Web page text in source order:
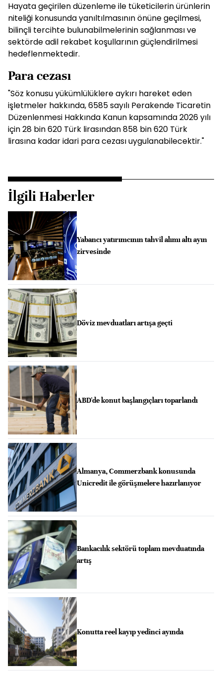
Hayata geçirilen düzenleme ile tüketicilerin ürünlerin
niteliği konusunda yanıltılmasının önüne geçilmesi,
bilinçli tercihte bulunabilmelerinin sağlanması ve
sektörde adil rekabet koşullarının güçlendirilmesi
hedeflenmektedir.
Para cezası
"Söz konusu yükümlülüklere aykırı hareket eden
işletmeler hakkında, 6585 sayılı Perakende Ticaretin
Düzenlenmesi Hakkında Kanun kapsamında 2026 yılı
için 28 bin 620 Türk lirasından 858 bin 620 Türk
lirasına kadar idari para cezası uygulanabilecektir."
İlgili Haberler
Yabancı yatırımcının tahvil alımı altı ayın
zirvesinde
Döviz mevduatları artışa geçti
ABD'de konut başlangıçları toparlandı
Almanya, Commerzbank konusunda
Unicredit ile görüşmelere hazırlanıyor
Bankacılık sektörü toplam mevduatında
artış
Konutta reel kayıp yedinci ayında